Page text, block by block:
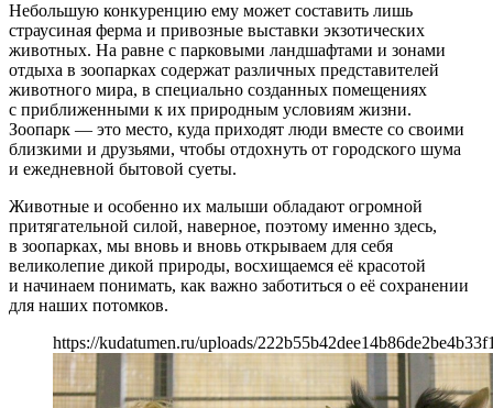
Небольшую конкуренцию ему может составить лишь
страусиная ферма и привозные выставки экзотических
животных. На равне с парковыми ландшафтами и зонами
отдыха в зоопарках содержат различных представителей
животного мира, в специально созданных помещениях
с приближенными к их природным условиям жизни.
Зоопарк — это место, куда приходят люди вместе со своими
близкими и друзьями, чтобы отдохнуть от городского шума
и ежедневной бытовой суеты.
Животные и особенно их малыши обладают огромной
притягательной силой, наверное, поэтому именно здесь,
в зоопарках, мы вновь и вновь открываем для себя
великолепие дикой природы, восхищаемся её красотой
и начинаем понимать, как важно заботиться о её сохранении
для наших потомков.
https://kudatumen.ru/uploads/